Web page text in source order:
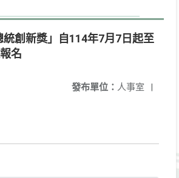
創新獎」自114年7月7日起至
名
發布單位： 人事室 |